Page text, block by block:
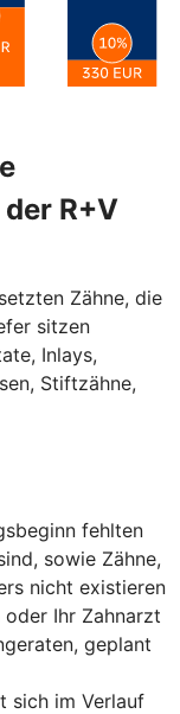
R+V
Zähne, die
sitzen
Inlays,
Stiftzähne,
fehlten
sowie Zähne,
nicht existieren
oder Ihr Zahnarzt
geplant
sich im Verlauf